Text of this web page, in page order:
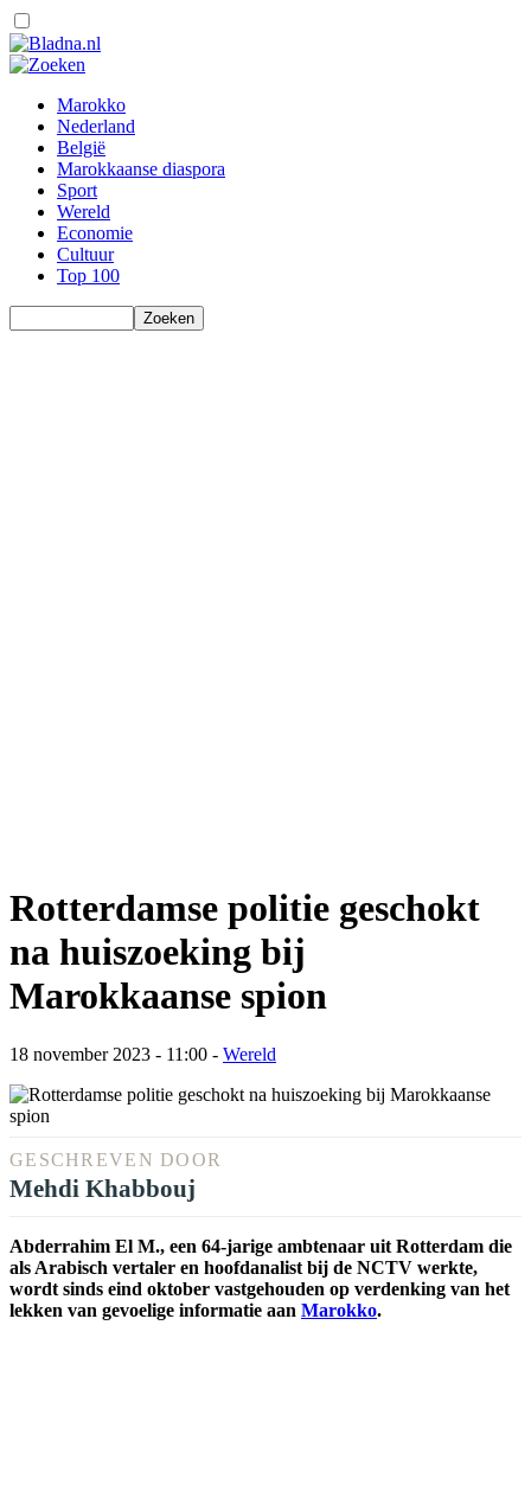
Marokko
Nederland
België
Marokkaanse diaspora
Sport
Wereld
Economie
Cultuur
Top 100
Rotterdamse politie geschokt
na huiszoeking bij
Marokkaanse spion
18 november 2023 - 11:00 - Wereld
GESCHREVEN DOOR
Mehdi Khabbouj
Abderrahim El M., een 64-jarige ambtenaar uit Rotterdam die
als Arabisch vertaler en hoofdanalist bij de NCTV werkte,
wordt sinds eind oktober vastgehouden op verdenking van het
lekken van gevoelige informatie aan Marokko.